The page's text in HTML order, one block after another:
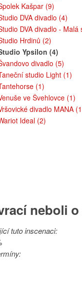
Kašpar (9)
DVA divadlo (4)
DVA divadlo - Malá
Hrdinů (2)
Ypsilon (4)
divadlo (5)
studio Light (1)
(1)
ve Švehlovce (1)
divadlo MANA
Ideal (2)
neboli
tuto inscenaci: